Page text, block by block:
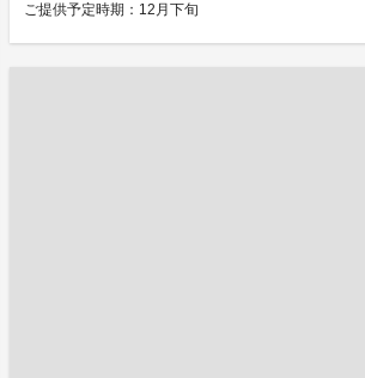
ご提供予定時期：12月下旬